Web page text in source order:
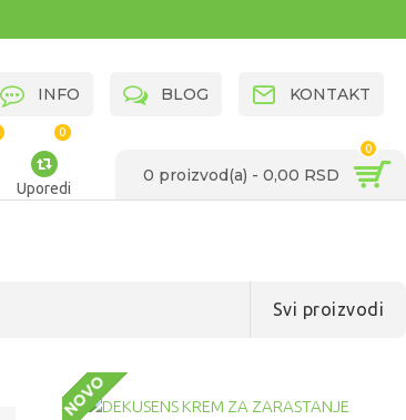
INFO BLOG KONTAKT
Uporedi
0
0 proizvod(a) - 0,00 RSD
0
Svi proizvodi
NOVO